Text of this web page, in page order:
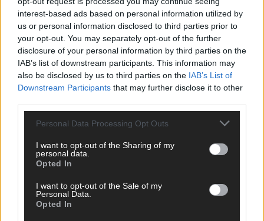
interest-based ads based on personal information utilized by
us or personal information disclosed to third parties prior to
your opt-out. You may separately opt-out of the further
disclosure of your personal information by third parties on the
IAB’s list of downstream participants. This information may
also be disclosed by us to third parties on the IAB’s List of
Downstream Participants that may further disclose it to other
Personal Data Processing Opt Outs
I want to opt-out of the Sharing of my
personal data.
Opted In
I want to opt-out of the Sale of my
Personal Data.
Opted In
The Masked Singer: Enthüllung: Diese Moderatorin und
Comedienne gewinnt als Muuhnika
The Masked Singer: Enthüllung: Ein deutscher Sänger
hat sich als Rave-Ioli in die Herzen gesungen